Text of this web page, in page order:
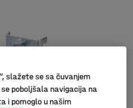
slažete se sa čuvanjem
poboljšala navigacija na
i pomoglo u našim